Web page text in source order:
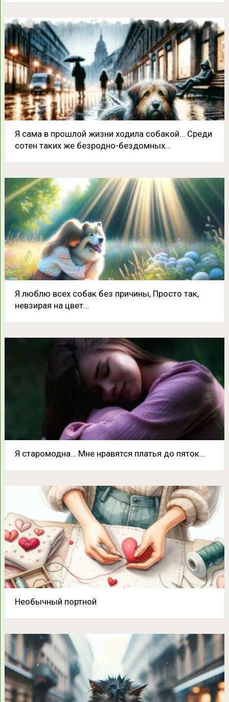
Я сама в прошлой жизни ходила собакой… Среди
сотен таких же безродно-бездомных…
Я люблю всех собак без причины, Просто так,
невзирая на цвет…
Я старомодна… Мне нравятся платья до пяток…
Необычный портной